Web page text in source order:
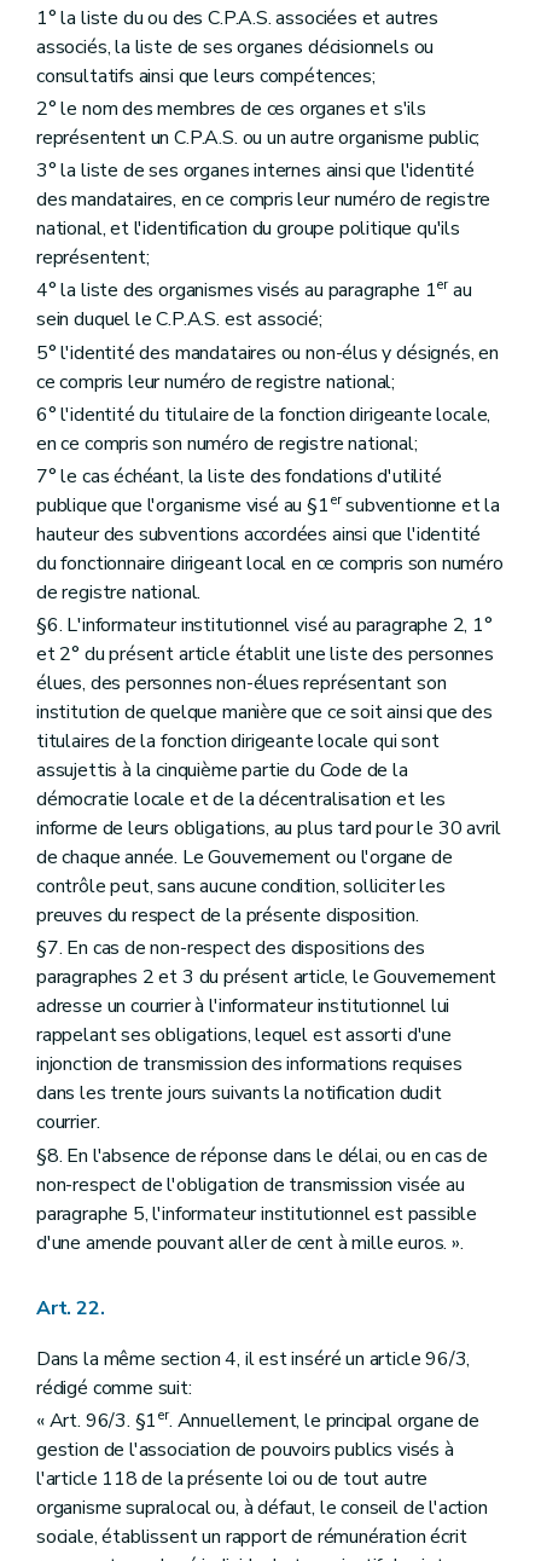
1° la liste du ou des C.P.A.S. associées et autres
associés, la liste de ses organes décisionnels ou
consultatifs ainsi que leurs compétences;
2° le nom des membres de ces organes et s'ils
représentent un C.P.A.S. ou un autre organisme public;
3° la liste de ses organes internes ainsi que l'identité
des mandataires, en ce compris leur numéro de registre
national, et l'identification du groupe politique qu'ils
représentent;
4° la liste des organismes visés au paragraphe 1erau
sein duquel le C.P.A.S. est associé;
5° l'identité des mandataires ou non-élus y désignés, en
ce compris leur numéro de registre national;
6° l'identité du titulaire de la fonction dirigeante locale,
en ce compris son numéro de registre national;
7° le cas échéant, la liste des fondations d'utilité
publique que l'organisme visé au §1ersubventionne et la
hauteur des subventions accordées ainsi que l'identité
du fonctionnaire dirigeant local en ce compris son numéro
de registre national.
§6. L'informateur institutionnel visé au paragraphe 2, 1°
et 2° du présent article établit une liste des personnes
élues, des personnes non-élues représentant son
institution de quelque manière que ce soit ainsi que des
titulaires de la fonction dirigeante locale qui sont
assujettis à la cinquième partie du Code de la
démocratie locale et de la décentralisation et les
informe de leurs obligations, au plus tard pour le 30 avril
de chaque année. Le Gouvernement ou l'organe de
contrôle peut, sans aucune condition, solliciter les
preuves du respect de la présente disposition.
§7. En cas de non-respect des dispositions des
paragraphes 2 et 3 du présent article, le Gouvernement
adresse un courrier à l'informateur institutionnel lui
rappelant ses obligations, lequel est assorti d'une
injonction de transmission des informations requises
dans les trente jours suivants la notification dudit
courrier.
§8. En l'absence de réponse dans le délai, ou en cas de
non-respect de l'obligation de transmission visée au
paragraphe 5, l'informateur institutionnel est passible
d'une amende pouvant aller de cent à mille euros. ».
Art. 22.
Dans la même section 4, il est inséré un article 96/3,
rédigé comme suit:
« Art. 96/3. §1er. Annuellement, le principal organe de
gestion de l'association de pouvoirs publics visés à
l'article 118 de la présente loi ou de tout autre
organisme supralocal ou, à défaut, le conseil de l'action
sociale, établissent un rapport de rémunération écrit